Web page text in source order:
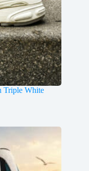
Triple White